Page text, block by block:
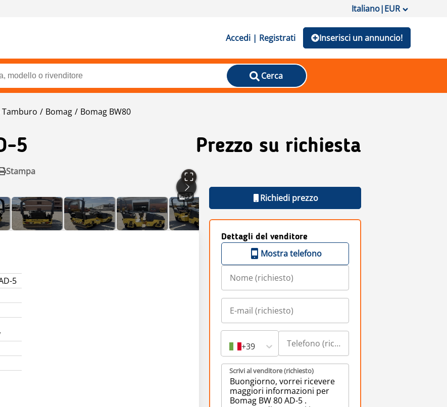
Italiano|EUR
Accedi | Registrati Inserisci un annuncio!
Cerca
Tamburo Bomag Bomag BW80
5 Prezzo su richiesta
Stampa
53
5
Richiedi prezzo
Dettagli del venditore
Mostra telefono
+39
Scrivi al venditore (richiesto)